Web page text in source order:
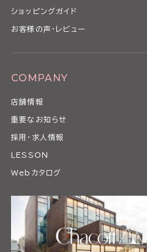
ショッピングガイド
お客様の声・レビュー
COMPANY
店舗情報
重要なお知らせ
採用・求人情報
LESSON
Webカタログ